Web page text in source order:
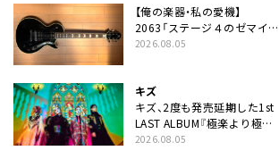
【俺の楽器・私の愛機】
2063「ステージ４のゼマイテ
ィス。」
2026.08.05
キズ
キズ、2度も発売延期した1st
LAST ALBUM『極楽より極上
の雨』遂にリリース。収録曲
2026.08.05